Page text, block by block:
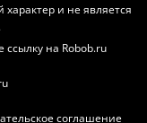
и не является
ссылку на Robob.ru
соглашение